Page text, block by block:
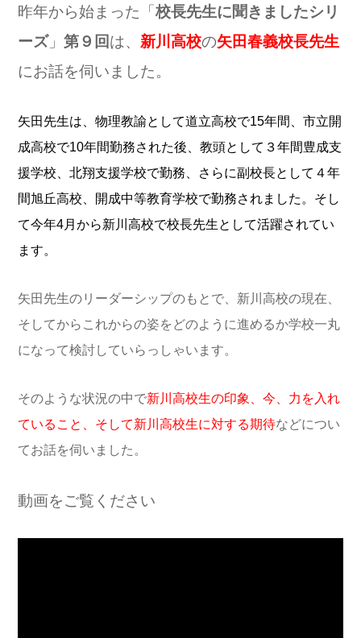
昨年から始まった「 校長先生に聞きましたシリ
ーズ」 第９回は、 新川高校の矢田春義校長先生
にお話を伺いました。
矢田先生は、物理教諭として道立高校で15年間、市立開
成高校で10年間勤務された後、教頭として３年間豊成支
援学校、北翔支援学校で勤務、さらに副校長として４年
間旭丘高校、開成中等教育学校で勤務されました。 そし
て今年4月から新川高校で校長先生として活躍されてい
ます。
矢田先生のリーダーシップのもとで、新川高校の現在、
そしてからこれからの姿をどのように進めるか学校一丸
になって検討していらっしゃいます。
そのような状況の中で新川高校生の印象、今、力を入れ
ていること、そして新川高校生に対する期待などについ
てお話を伺いました。
動画をご覧ください